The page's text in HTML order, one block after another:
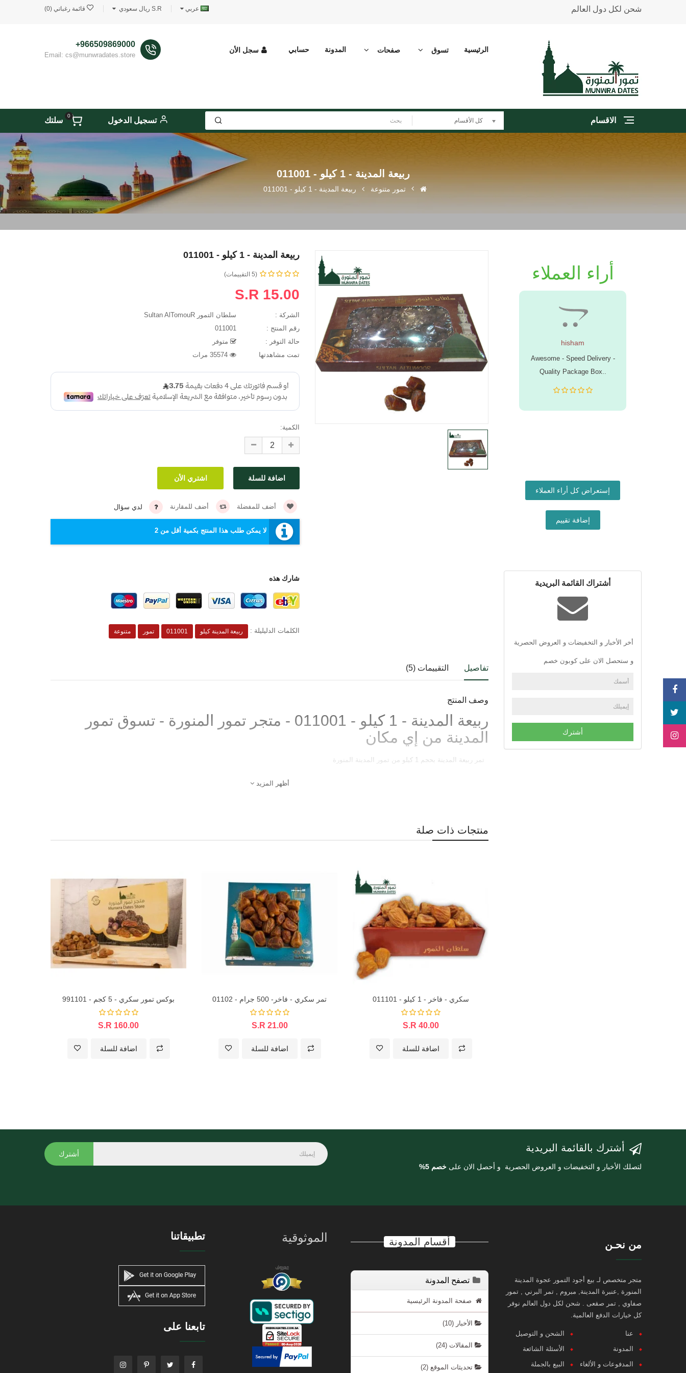
شحن لكل دول العالم قائمة رغباتي (0) عربي S.R ريال سعودي
الرئيسية تسوق صفحات المدونة حسابي سجل الأن
966509869000+
Email: cs@munwradates.store
الاقسام كل الأقسام سلتك
0
تسجيل الدخول
ربيعة المدينة - 1 كيلو - 011001
تمور متنوعة ربيعة المدينة - 1 كيلو - 011001
أراء العملاء
محمد حسين العبو
الحمد الله تم الشراء عن طريق
الموقع و تحويل المبلغ و . وصول
Yasin
Good quality dates, excellent
service. Highly recommended.
hisham
Awesome - Speed Delivery -
Quality Package Box..
إستعراض كل أراء العملاء
إضافة تقييم
أشتراك القائمة البريدية
أخر الأخبار و التخفيضات و العروض الحصرية
و ستحصل الان على كوبون خصم
أشترك
ربيعة المدينة - 1 كيلو - 011001
(5 التقييمات)
S.R 15.00
الشركة :
سلطان التمور Sultan AlTomouR
رقم المنتج :
حالة التوفر :
متوفر
تمت مشاهدتها
الكمية:
أضف للمفضلة أضف للمقارنة لدي سؤال
لا يمكن طلب هذا المنتج بكمية أقل من 2
شارك هذه
الكلمات الدليليلة : ربيعة المدينة كيلو 011001 تمور متنوعة
تفاصيل التقييمات (5)
وصف المنتج
ربيعة المدينة - 1 كيلو - 011001 - متجر تمور المنورة - تسوق تمور
المدينة من إي مكان
تمر ربيعة المدينة بحجم 1 كيلو من تمور المدينة المنورة
أظهر المزيد
منتجات ذات صلة
سكري - فاخر - 1 كيلو - 011101
S.R 40.00
اضافة للسلة
تمر سكري - فاخر- 500 جرام - 01102
S.R 21.00
اضافة للسلة
بوكس تمور سكري - 5 كجم - 991101
S.R 160.00
اضافة للسلة
أشترك بالقائمة البريدية
لتصلك الأخبار و التخفيضات و العروض الحصرية و أحصل الان على خصم 5%
أشترك
من نحـن
متجر متخصص لـ بيع أجود التمور عجوة المدينة
المنورة ,عنبرة المدينة, مبروم , تمر البرني , تمور
صفاوي , تمر صقعى . شحن لكل دول العالم نوفر
كل خيارات الدفع العالمية.
عنا
الشحن و التوصيل
المدونة
الأسئلة الشائعة
المدفوعات و الألغاء
البيع بالجملة
أقسام المدونة
تصفح المدونة
صفحة المدونة الرئيسية
الأخبار (10)
المقالات (24)
تحديثات الموقع (2)
الموثوقية تطبيقاتنا
تابعنا على